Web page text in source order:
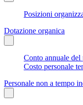
Posizioni
Dotazione organica
Conto annuale del
Costo personale
Personale non a tempo